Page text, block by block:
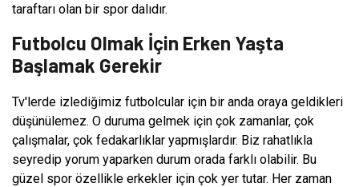
taraftarı olan bir spor dalıdır.
Futbolcu Olmak İçin Erken Yaşta
Başlamak Gerekir
Tv'lerde izlediğimiz futbolcular için bir anda oraya geldikleri
düşünülemez. O duruma gelmek için çok zamanlar, çok
çalışmalar, çok fedakarlıklar yapmışlardır. Biz rahatlıkla
seyredip yorum yaparken durum orada farklı olabilir. Bu
güzel spor özellikle erkekler için çok yer tutar. Her zaman